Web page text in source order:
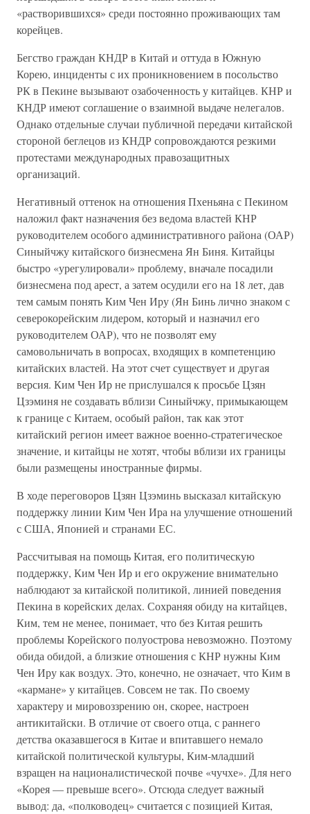
«растворившихся» среди постоянно проживающих там
корейцев.
Бегство граждан КНДР в Китай и оттуда в Южную
Корею, инциденты с их проникновением в посольство
РК в Пекине вызывают озабоченность у китайцев. КНР и
КНДР имеют соглашение о взаимной выдаче нелегалов.
Однако отдельные случаи публичной передачи китайской
стороной беглецов из КНДР сопровождаются резкими
протестами международных правозащитных
организаций.
Негативный оттенок на отношения Пхеньяна с Пекином
наложил факт назначения без ведома властей КНР
руководителем особого административного района (ОАР)
Синыйчжу китайского бизнесмена Ян Биня. Китайцы
быстро «урегулировали» проблему, вначале посадили
бизнесмена под арест, а затем осудили его на 18 лет, дав
тем самым понять Ким Чен Иру (Ян Бинь лично знаком с
северокорейским лидером, который и назначил его
руководителем ОАР), что не позволят ему
самовольничать в вопросах, входящих в компетенцию
китайских властей. На этот счет существует и другая
версия. Ким Чен Ир не прислушался к просьбе Цзян
Цзэминя не создавать вблизи Синыйчжу, примыкающем
к границе с Китаем, особый район, так как этот
китайский регион имеет важное военно-стратегическое
значение, и китайцы не хотят, чтобы вблизи их границы
были размещены иностранные фирмы.
В ходе переговоров Цзян Цзэминь высказал китайскую
поддержку линии Ким Чен Ира на улучшение отношений
с США, Японией и странами ЕС.
Рассчитывая на помощь Китая, его политическую
поддержку, Ким Чен Ир и его окружение внимательно
наблюдают за китайской политикой, линией поведения
Пекина в корейских делах. Сохраняя обиду на китайцев,
Ким, тем не менее, понимает, что без Китая решить
проблемы Корейского полуострова невозможно. Поэтому
обида обидой, а близкие отношения с КНР нужны Ким
Чен Иру как воздух. Это, конечно, не означает, что Ким в
«кармане» у китайцев. Совсем не так. По своему
характеру и мировоззрению он, скорее, настроен
антикитайски. В отличие от своего отца, с раннего
детства оказавшегося в Китае и впитавшего немало
китайской политической культуры, Ким-младший
взращен на националистической почве «чучхе». Для него
«Корея — превыше всего». Отсюда следует важный
вывод: да, «полководец» считается с позицией Китая,